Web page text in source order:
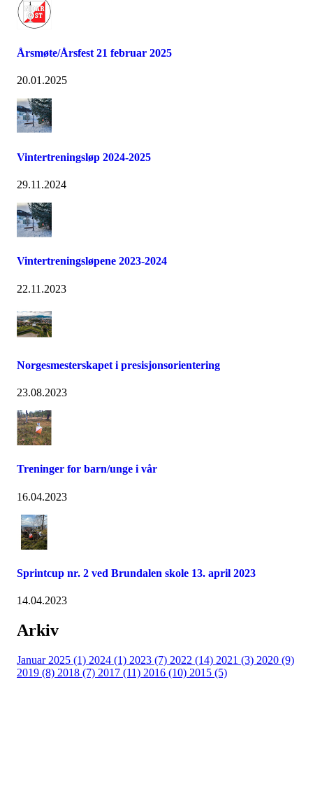
Årsmøte/Årsfest 21 februar 2025
20.01.2025
Vintertreningsløp 2024-2025
29.11.2024
Vintertreningsløpene 2023-2024
22.11.2023
Norgesmesterskapet i presisjonsorientering
23.08.2023
Treninger for barn/unge i vår
16.04.2023
Sprintcup nr. 2 ved Brundalen skole 13. april 2023
14.04.2023
Arkiv
Januar 2025 (1) 2024 (1) 2023 (7) 2022 (14) 2021 (3) 2020 (9)
2019 (8) 2018 (7) 2017 (11) 2016 (10) 2015 (5)